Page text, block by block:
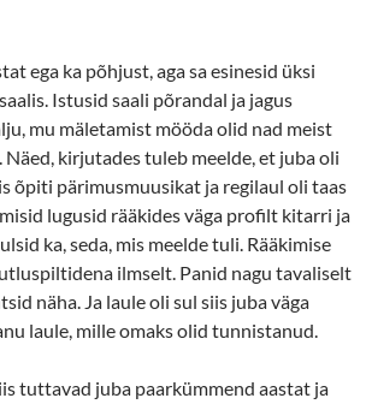
ega ka põhjust, aga sa esinesid üksi
Istusid saali põrandal ja jagus
mu mäletamist mööda olid nad meist
kirjutades tuleb meelde, et juba oli
õpiti pärimusmuusikat ja regilaul oli taas
lugusid rääkides väga profilt kitarri ja
ka, seda, mis meelde tuli. Rääkimise
ilmselt. Panid nagu tavaliselt
näha. Ja laule oli sul siis juba väga
laule, mille omaks olid tunnistanud.
tuttavad juba paarkümmend aastat ja